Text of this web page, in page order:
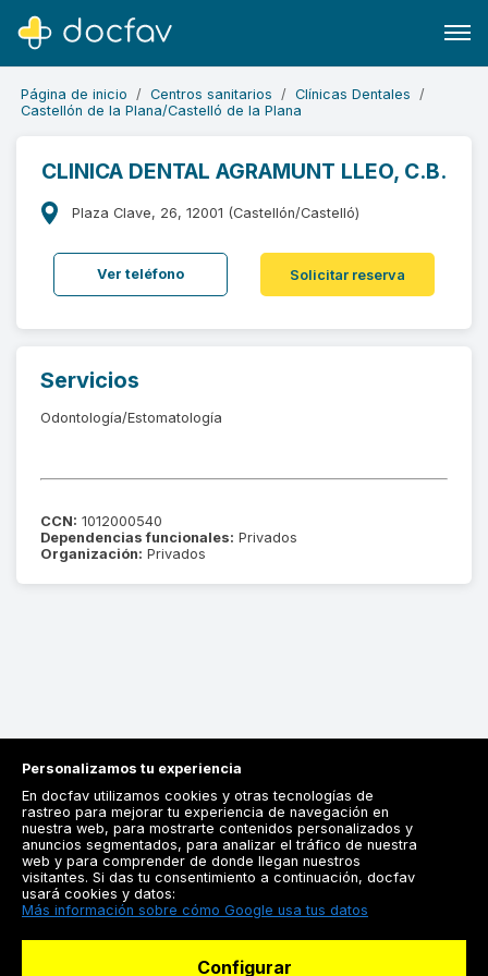
Página de inicio Centros sanitarios
Clínicas Dentales
Castellón de la Plana/Castelló de la Plana
CLINICA DENTAL AGRAMUNT LLEO, C.B.
Plaza Clave, 26, 12001 (Castellón/Castelló)
Ver teléfono Solicitar reserva
Servicios
Odontología/Estomatología
CCN: 1012000540
Dependencias funcionales: Privados
Organización: Privados
Registrarse
Docfav
Personalizamos tu experiencia
En docfav utilizamos cookies y otras tecnologías de
rastreo para mejorar tu experiencia de navegación en
nuestra web, para mostrarte contenidos personalizados y
anuncios segmentados, para analizar el tráfico de nuestra
web y para comprender de donde llegan nuestros
visitantes. Si das tu consentimiento a continuación, docfav
usará cookies y datos:
Más información sobre cómo Google usa tus datos
Configurar